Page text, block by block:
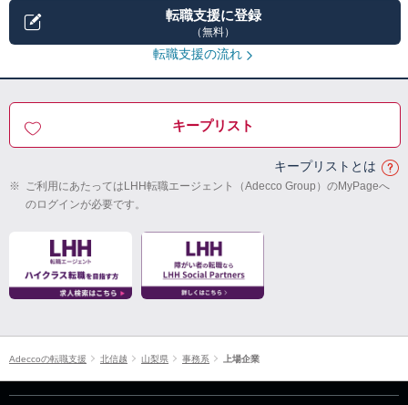
転職支援に登録
（無料）
転職支援の流れ
キープリスト
キープリストとは
※ ご利用にあたってはLHH転職エージェント（Adecco Group）のMyPageへ
のログインが必要です。
Adeccoの転職支援 北信越 山梨県 事務系 上場企業